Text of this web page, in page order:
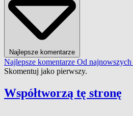
Najlepsze komentarze
Najlepsze komentarze Od najnowszych
Skomentuj jako pierwszy.
Współtworzą tę stronę